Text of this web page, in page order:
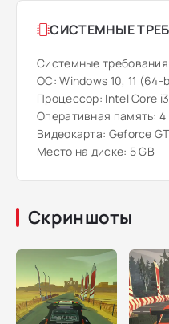
СИСТЕМНЫЕ
Системные
ОС: Windows 10, 11 (64-
Процессор: Intel Core
Оперативная память: 4
Видеокарта: Geforce
Место на диске: 5 GB
Скриншоты